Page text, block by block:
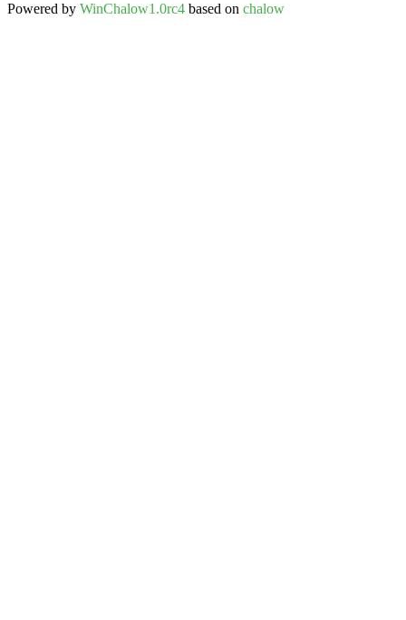
Powered by WinChalow1.0rc4 based on chalow